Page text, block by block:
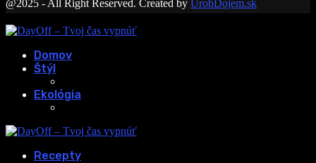
@2025 - All Right Reserved. Created by UrobDojem.sk
Domov
Štýl
Ekológia
Recepty